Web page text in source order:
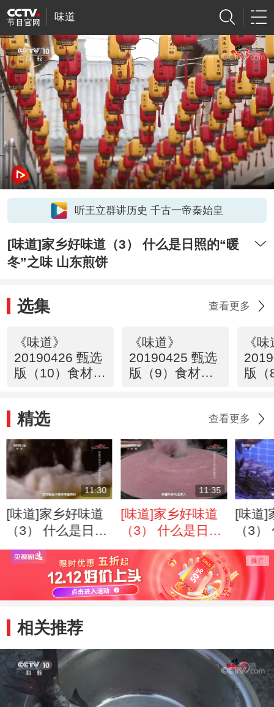
味道
听王立群讲历史 千古一帝秦始皇
[味道]家乡好味道（3） 什么是日照的“暖
冬”之味 山东煎饼
选集 查看更多
《味道》
20190426 甄选
版（10）食材篇
《味道》
20190425 甄选
版（9）食材篇
《
版（
精选 查看更多
11:30
[味道]家乡好味道
（3） 什么是日照
的“暖冬”之味 鲅鱼
11:35
[味道]家乡好味道
（3） 什么是日照
的“暖冬”之味 山东
煎饼
[味道]
（3
的“暖
相关推荐